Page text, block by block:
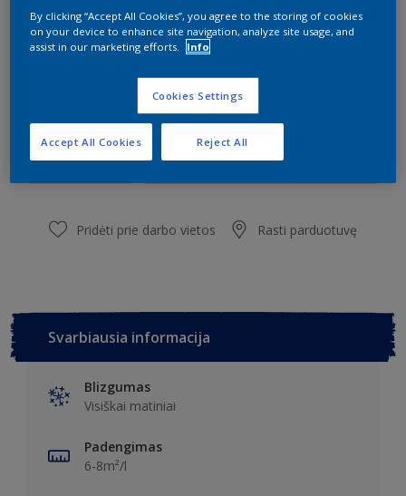
Dydis
5 l
Kiekis Dažų kiekio skaičiuoklė
Skaičiuoti
Pridėti prie darbo vietos Rasti parduotuvę
Svarbiausia informacija
Blizgumas
Visiškai matiniai
Padengimas
6-8m²/l
By clicking “Accept All Cookies”, you agree to the storing of cookies
on your device to enhance site navigation, analyze site usage, and
assist in our marketing efforts.
Info
Cookies Settings
Reject All
Accept All Cookies